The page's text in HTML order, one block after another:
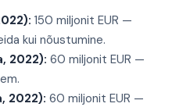
150 miljonit EUR —
kui nõustumine.
2022): 60 miljonit EUR —
2022): 60 miljonit EUR —